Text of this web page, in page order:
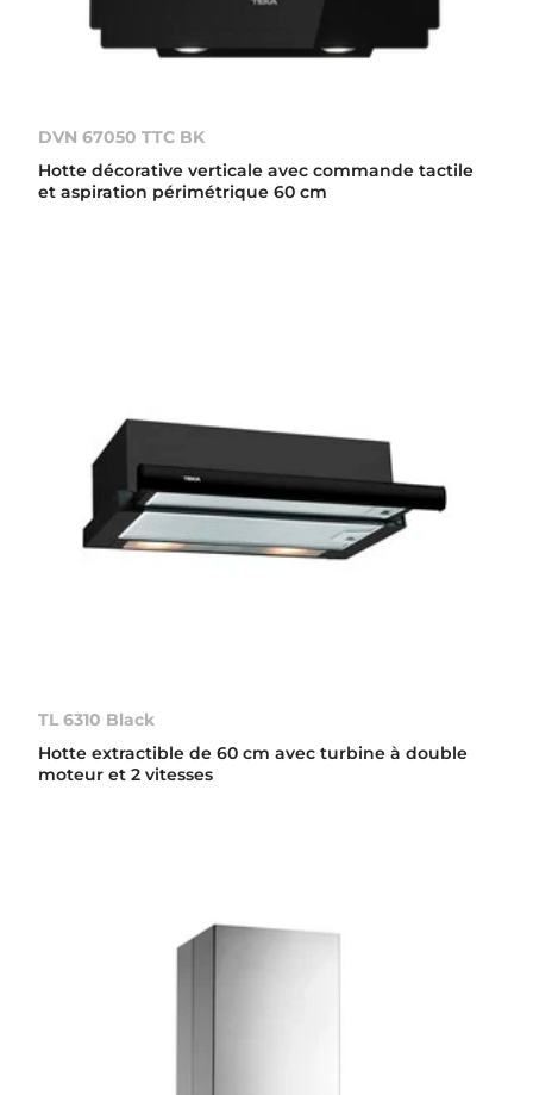
DVN 67050 TTC BK
Hotte décorative verticale avec commande tactile
et aspiration périmétrique 60 cm
TL 6310 Black
Hotte extractible de 60 cm avec turbine à double
moteur et 2 vitesses